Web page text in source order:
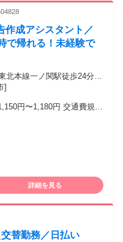
作成アシスタント／
で帰れる！未経験で
]
1,180円 交通費規定
。 詳細については弊社速
用
はご就業先の勤怠管理形
詳細を見る
替勤務／日払い